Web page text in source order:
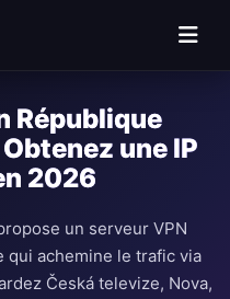
République
une IP
2026
un serveur VPN
achemine le trafic via
Česká televize, Nova,